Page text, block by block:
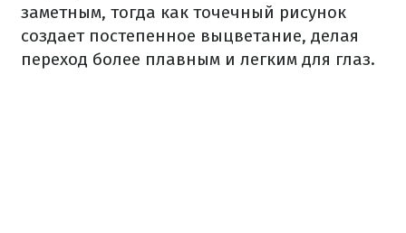
заметным, тогда как точечный рисунок
создает постепенное выцветание, делая
переход более плавным и легким для глаз.